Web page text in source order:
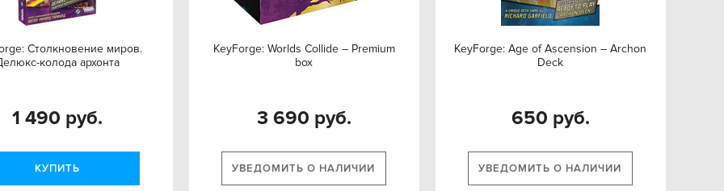
Столкновение миров.
колода архонта
1 490 руб.
КУПИТЬ
KeyForge: Worlds Collide – Premium
box
3 690 руб.
УВЕДОМИТЬ О НАЛИЧИИ
KeyForge: Age of Ascension – Archon
Deck
650 руб.
УВЕДОМИТЬ О НАЛИЧИИ